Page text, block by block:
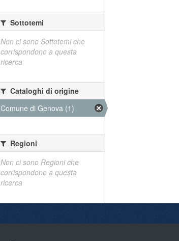
Sottotemi
Non ci sono Sottotemi che
corrispondono a questa
ricerca
Cataloghi di origine
Comune di Genova (1)
Regioni
Non ci sono Regioni che
corrispondono a questa
ricerca